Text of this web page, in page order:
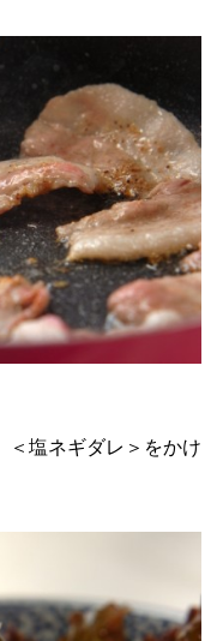
＜塩ネギダレ＞をかけ